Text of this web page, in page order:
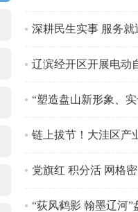
深耕民生实事 服务就
辽滨经开区开展电动
“塑造盘山新形象、
链上拔节！大洼区产
党旗红 积分活 网格密
“荻风鹤影 翰墨辽河